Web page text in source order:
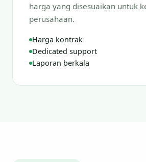
harga yang disesuaikan untuk
perusahaan.
Harga kontrak
Dedicated support
Laporan berkala